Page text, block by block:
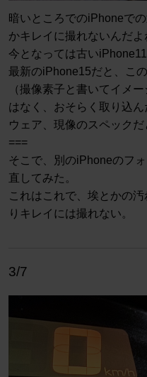
暗いところでのiPhoneで
かキレイに撮れないんだよ
今となっては古い
最新のiPhone15だと、こ
（撮像素子と書いてイメ
はなく、おそらく取り込
ウェア、現像のスペックだ
===
そこで、別のiPhoneのフ
直してみた。
これはこれで、埃とかの
りキレイには撮れない。
3/7